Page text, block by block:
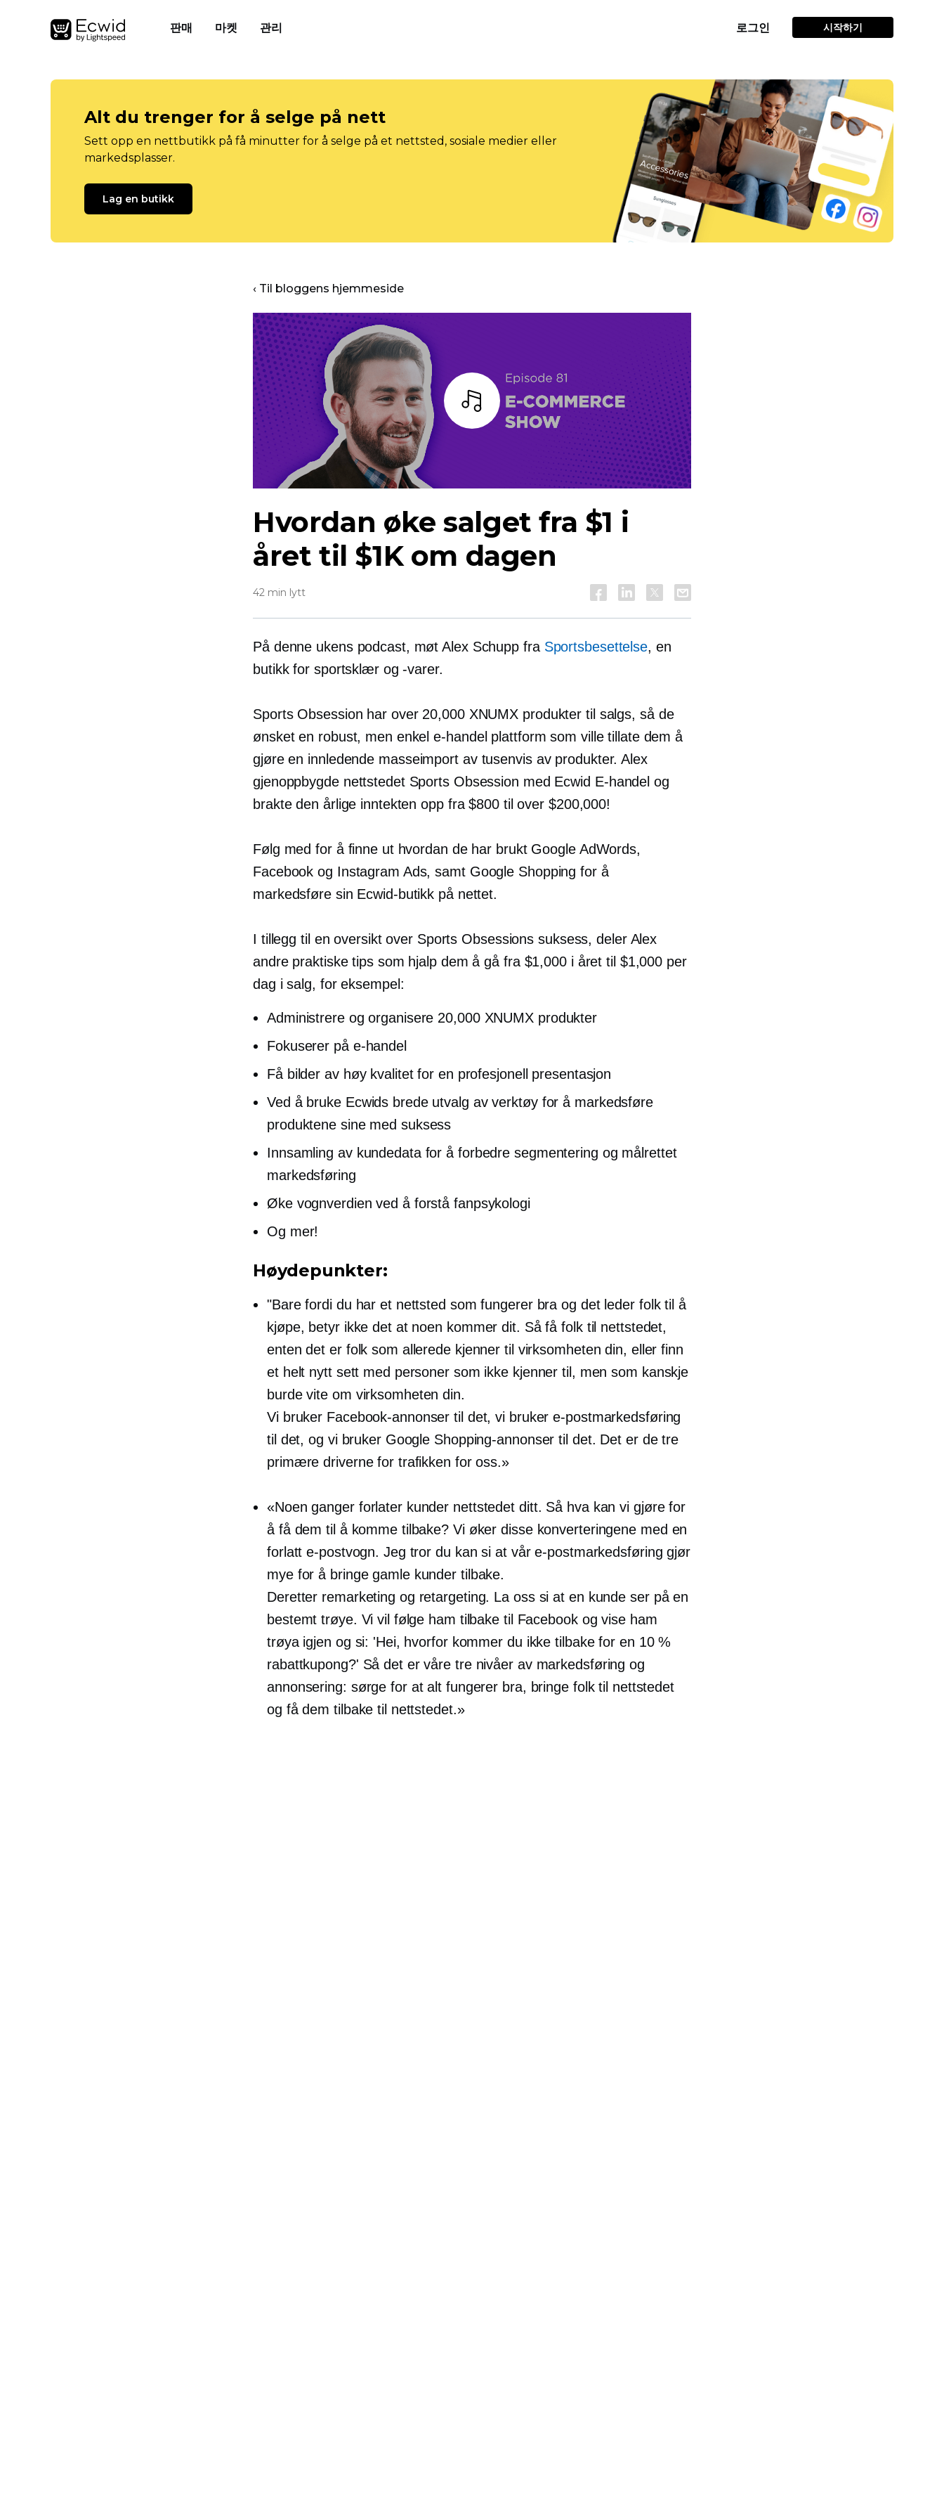
판매 마켓 관리 로그인 시작하기
Alt du trenger for å selge på nett
Sett opp en nettbutikk på få minutter for å selge på et nettsted, sosiale medier eller
markedsplasser.
Lag en butikk
‹ Til bloggens hjemmeside
Hvordan øke salget fra $1 i
året til $1K om dagen
42 min lytt
På denne ukens podcast, møt Alex Schupp fra Sportsbesettelse, en
butikk for sportsklær og -varer.
Sports Obsession har over 20,000 XNUMX produkter til salgs, så de
ønsket en robust, men enkele-handelplattform som ville tillate dem å
gjøre en innledende masseimportav tusenvis av produkter. Alex
gjenoppbygde nettstedet Sports Obsession med Ecwid E-handel og
brakte den årlige inntekten opp fra $800 til over $200,000!
Følg med for å finne ut hvordan de har brukt Google AdWords,
Facebook og Instagram Ads, samt Google Shopping for å
markedsføre sin Ecwid-butikk på nettet.
I tillegg til en oversikt over Sports Obsessions suksess, deler Alex
andre praktiske tips som hjalp dem å gå fra $1,000 i året til $1,000 per
dag i salg, for eksempel:
Administrere og organisere 20,000 XNUMX produkter
Fokuserer på e-handel
Få bilder av høy kvalitet for en profesjonell presentasjon
Ved å bruke Ecwids brede utvalg av verktøy for å markedsføre
produktene sine med suksess
Innsamling av kundedata for å forbedre segmentering og målrettet
markedsføring
Øke vognverdien ved å forstå fanpsykologi
Og mer!
Høydepunkter:
"Bare fordi du har et nettsted som fungerer bra og det leder folk til å
kjøpe, betyr ikke det at noen kommer dit. Så få folk til nettstedet,
enten det er folk som allerede kjenner til virksomheten din, eller finn
et helt nytt sett med personer som ikke kjenner til, men som kanskje
burde vite om virksomheten din.
Vi bruker Facebook-annonser til det, vi bruker e-postmarkedsføring
til det, og vi bruker Google Shopping-annonser til det. Det er de tre
primære driverne for trafikken for oss.»
«Noen ganger forlater kunder nettstedet ditt. Så hva kan vi gjøre for
å få dem til å komme tilbake? Vi øker disse konverteringene med en
forlatt e-postvogn. Jeg tror du kan si at vår e-postmarkedsføring gjør
mye for å bringe gamle kunder tilbake.
Deretter remarketing og retargeting. La oss si at en kunde ser på en
bestemt trøye. Vi vil følge ham tilbake til Facebook og vise ham
trøya igjen og si: 'Hei, hvorfor kommer du ikke tilbake for en 10 %
rabattkupong?' Så det er våre tre nivåer av markedsføring og
annonsering: sørge for at alt fungerer bra, bringe folk til nettstedet
og få dem tilbake til nettstedet.»